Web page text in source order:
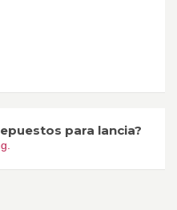
para lancia?